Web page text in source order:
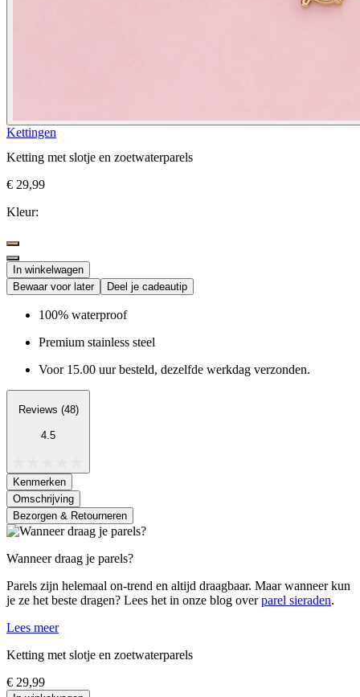
Kettingen
Ketting met slotje en zoetwaterparels
€ 29,99
Kleur:
In winkelwagen
Bewaar voor later
Deel je cadeautip
100% waterproof
Premium stainless steel
Voor 15.00 uur besteld, dezelfde werkdag verzonden.
Reviews (48)
4.5
Kenmerken
Omschrijving
Bezorgen & Retourneren
Wanneer draag je parels?
Parels zijn helemaal on-trend en altijd draagbaar. Maar wanneer kun
je ze het beste dragen? Lees het in onze blog overparel sieraden.
Lees meer
Ketting met slotje en zoetwaterparels
€ 29,99